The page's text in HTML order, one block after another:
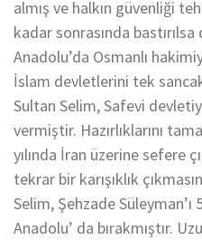
almış ve halkın güvenliği
kadar sonrasında
Anadolu’da Osmanlı
İslam devletlerini tek
Sultan Selim, Safevi
vermiştir. Hazırlıklarını
yılında İran üzerine sefere
tekrar bir karışıklık
Selim, Şehzade
Anadolu’ da bırakmıştır.